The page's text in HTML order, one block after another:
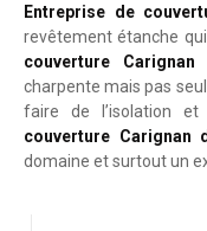
Entreprise de
revêtement étanche
couverture Carignan
charpente mais pas
faire de l’isolation
couverture Carignan
domaine et surtout un